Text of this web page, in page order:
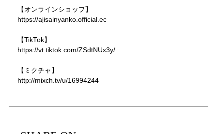
【オンラインショップ】
https://ajisainyanko.official.ec
【TikTok】
https://vt.tiktok.com/ZSdtNUx3y/
【ミクチャ】
http://mixch.tv/u/16994244